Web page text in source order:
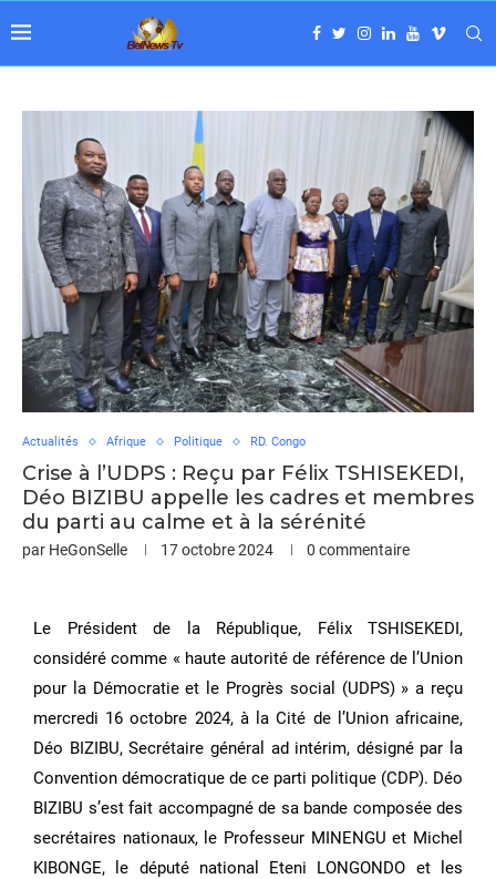
Actualités Afrique Politique RD. Congo
Crise à l’UDPS : Reçu par Félix TSHISEKEDI,
Déo BIZIBU appelle les cadres et membres
du parti au calme et à la sérénité
par HeGonSelle 17 octobre 2024 0 commentaire
Le Président de la République, Félix TSHISEKEDI,
considéré comme « haute autorité de référence de l’Union
pour la Démocratie et le Progrès social (UDPS) » a reçu
mercredi 16 octobre 2024, à la Cité de l’Union africaine,
Déo BIZIBU, Secrétaire général ad intérim, désigné par la
Convention démocratique de ce parti politique (CDP). Déo
BIZIBU s’est fait accompagné de sa bande composée des
secrétaires nationaux, le Professeur MINENGU et Michel
KIBONGE, le député national Eteni LONGONDO et les